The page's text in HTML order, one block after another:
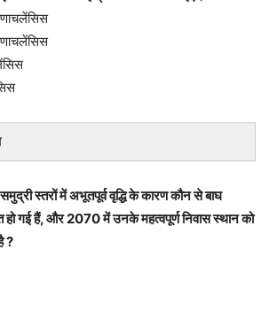
स्तरों में अभूतपूर्व वृद्धि के कारण कौन से बाघ
हो गई हैं, और 2070 में उनके महत्वपूर्ण निवास स्थान को
?